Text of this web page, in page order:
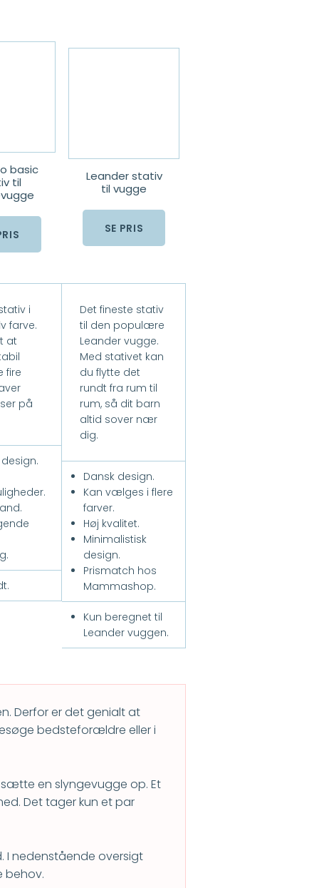
basic
til
i
farve.
at
fire
på
Leander stativ
til vugge
SE PRIS
Det fineste stativ
til den populære
Leander vugge.
Med stativet kan
du flytte det
rundt fra rum til
rum, så dit barn
altid sover nær
dig.
Dansk design.
Kan vælges i flere
farver.
Høj kvalitet.
Minimalistisk
design.
Prismatch hos
Mammashop.
Kun beregnet til
Leander vuggen.
Derfor er det genialt at
bedsteforældre eller i
en slyngevugge op. Et
Det tager kun et par
I nedenstående oversigt
behov.